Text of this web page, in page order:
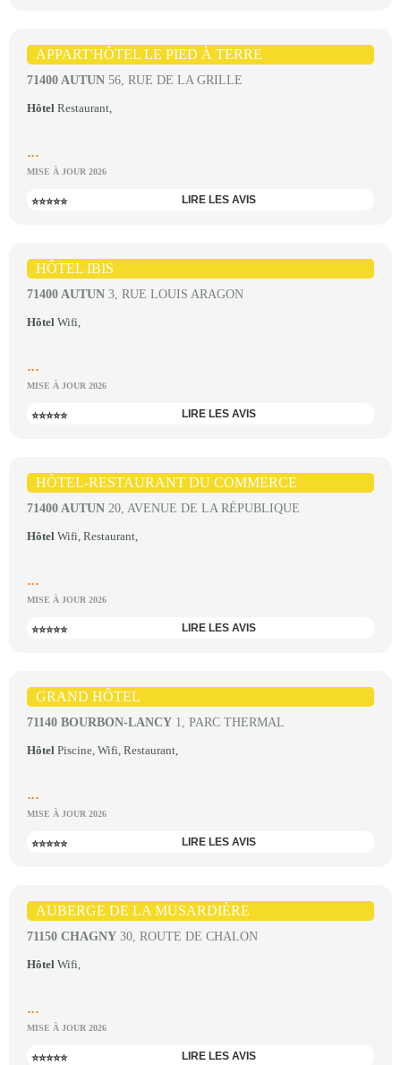
APPART'HÔTEL LE PIED À TERRE
71400 AUTUN 56, RUE DE LA GRILLE
Hôtel Restaurant,
...
MISE À JOUR 2026
⭐⭐⭐⭐⭐ LIRE LES AVIS
HÔTEL IBIS
71400 AUTUN 3, RUE LOUIS ARAGON
Hôtel Wifi,
...
MISE À JOUR 2026
⭐⭐⭐⭐⭐ LIRE LES AVIS
HÔTEL-RESTAURANT DU COMMERCE
71400 AUTUN 20, AVENUE DE LA RÉPUBLIQUE
Hôtel Wifi, Restaurant,
...
MISE À JOUR 2026
⭐⭐⭐⭐⭐ LIRE LES AVIS
GRAND HÔTEL
71140 BOURBON-LANCY 1, PARC THERMAL
Hôtel Piscine, Wifi, Restaurant,
...
MISE À JOUR 2026
⭐⭐⭐⭐⭐ LIRE LES AVIS
AUBERGE DE LA MUSARDIÈRE
71150 CHAGNY 30, ROUTE DE CHALON
Hôtel Wifi,
...
MISE À JOUR 2026
⭐⭐⭐⭐⭐ LIRE LES AVIS